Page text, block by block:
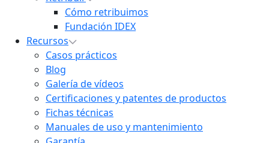
Cómo retribuimos
Fundación IDEX
Recursos
Casos prácticos
Blog
Galería de vídeos
Certificaciones y patentes de productos
Fichas técnicas
Manuales de uso y mantenimiento